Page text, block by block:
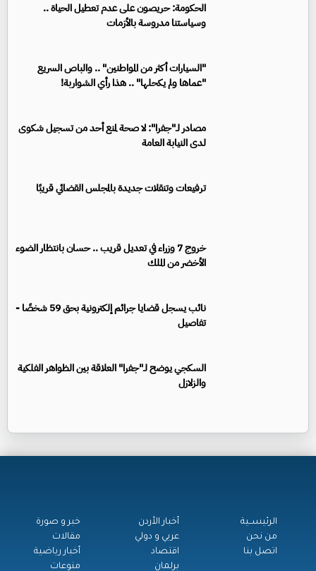
الحكومة: حريصون على عدم تعطيل الحياة ..
وسياستنا مدروسة بالأزمات
"السيارات أكثر من المواطنين" .. والباص السريع
"عماها ولم يكحلها" .. هذا رأي الشواربة!
مصادر لـ"جفرا": لا صحة لمنع أحد من تسجيل شكوى
لدى النيابة العامة
ترفيعات وتنقلات جديدة بالمجلس القضائي قريبًا
خروج 7 وزراء في تعديل قريب .. حسان بانتظار الضوء
الأخضر من الملك
نائب يسجل قضايا جرائم إلكترونية بحق 59 شخصًا -
تفاصيل
السكجي يوضح لـ"جفرا" العلاقة بين الظواهر الفلكية
والزلازل
الرئيســية
من نحن
اتصل بنا
أخبار الأردن
عربي و دولي
اقتصاد
برلمان
خبر و صورة
مقالات
أخبار رياضية
منوعات